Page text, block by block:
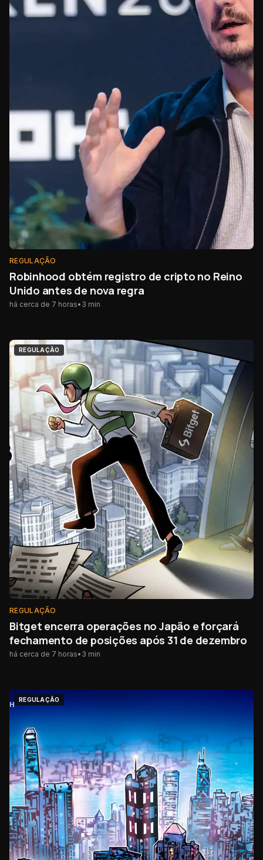
REGULAÇÃO
Robinhood obtém registro de cripto no Reino
Unido antes de nova regra
há cerca de 7 horas• 3 min
REGULAÇÃO
REGULAÇÃO
Bitget encerra operações no Japão e forçará
fechamento de posições após 31 de dezembro
há cerca de 7 horas• 3 min
REGULAÇÃO